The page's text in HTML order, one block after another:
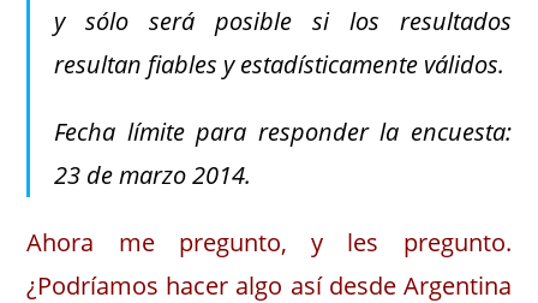
y sólo será posible si los resultados
resultan fiables y estadísticamente válidos.
Fecha límite para responder la encuesta:
23 de marzo 2014.
Ahora me pregunto, y les pregunto.
¿Podríamos hacer algo así desde Argentina